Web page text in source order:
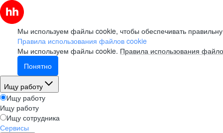
Мы используем файлы cookie, чтобы обеспечивать
Правила использования файлов cookie
Мы используем файлы cookie. Правила использования
Понятно
Ищу работу
Ищу работу
Ищу работу
Ищу сотрудника
Сервисы